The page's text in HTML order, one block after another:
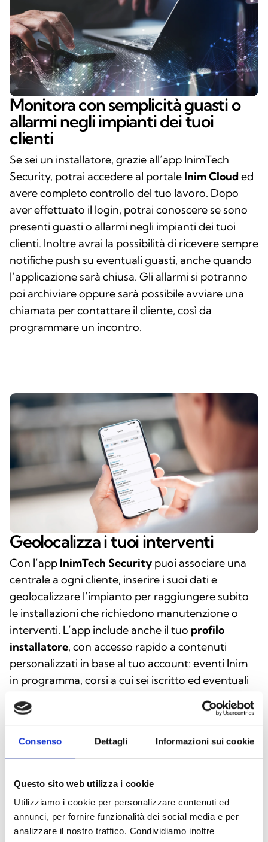
Consenso Dettagli Informazioni sui cookie
Questo sito web utilizza i cookie
Utilizziamo i cookie per personalizzare contenuti ed
annunci, per fornire funzionalità dei social media e per
analizzare il nostro traffico. Condividiamo inoltre
Monitora con semplicità guasti o
allarmi negli impianti dei tuoi
clienti
Se sei un installatore, grazie all’app InimTech
Security, potrai accedere al portale Inim Clouded
avere completo controllo del tuo lavoro. Dopo
aver effettuato il login, potrai conoscere se sono
presenti guasti o allarmi negli impianti dei tuoi
clienti. Inoltre avrai la possibilità di ricevere sempre
notifiche push su eventuali guasti, anche quando
l’applicazione sarà chiusa. Gli allarmi si potranno
poi archiviare oppure sarà possibile avviare una
chiamata per contattare il cliente, così da
programmare un incontro.
Geolocalizza i tuoi interventi
Con l’app InimTech Security puoi associare una
centrale a ogni cliente, inserire i suoi dati e
geolocalizzare l’impianto per raggiungere subito
le installazioni che richiedono manutenzione o
interventi. L’app include anche il tuo profilo
installatore, con accesso rapido a contenuti
personalizzati in base al tuo account: eventi Inim
in programma, corsi a cui sei iscritto ed eventuali
esami previsti. Tutto in un unico ambiente, per
lavorare meglio e restare sempre aggiornato.
identità digitale installatore. Oltre alla tua foto,
dell’ecosistema dei servizi Inim, facilitando
riconoscimento e accesso a tutto ciò che ti è
dedicato.